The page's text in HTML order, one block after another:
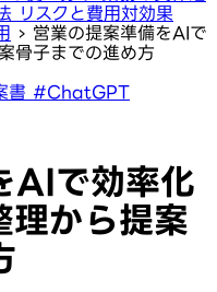
リスクと費用対効果
› 営業の提案準備をAIで
骨子までの進め方
書 #ChatGPT
AIで効率化
理から提案